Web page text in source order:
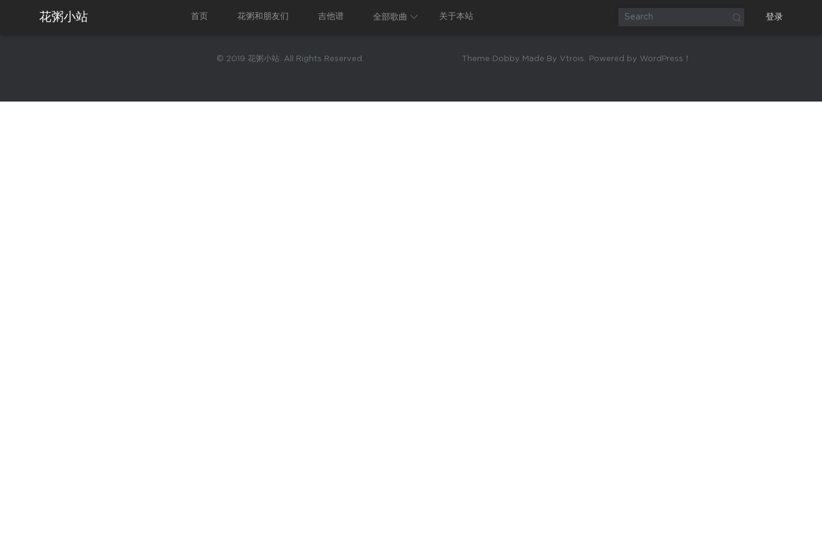
花粥小站 首页 花粥和朋友们 吉他谱 全部歌曲 关于本站 登录
© 2019 花粥小站. All Rights Reserved. Theme Dobby Made By Vtrois. Powered by WordPress！